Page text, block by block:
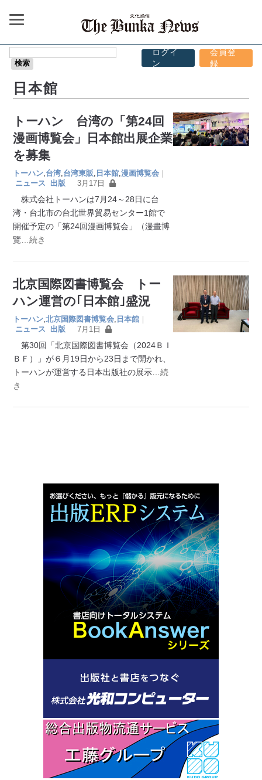
ログイ
ン
会員登
録
日本館
トーハン 台湾の「第24回
漫画博覧会」日本館出展企業
を募集
トーハン 台湾 台湾東販 日本館 ,漫画博覧会 ｜
ニュース
出版 3月17日
株式会社トーハンは7月24～28日に台
湾・台北市の台北世界貿易センター1館で
開催予定の「第24回漫画博覧会」（漫畫博
覽 …続き
北京国際図書博覧会 トー
ハン運営の｢日本館｣盛況
トーハン ,北京国際図書博覧会 日本館 ｜
ニュース
出版 7月1日
第30回「北京国際図書博覧会（2024ＢＩ
ＢＦ）」が６月19日から23日まで開かれ、
トーハンが運営する日本出版社の展示 …続
き